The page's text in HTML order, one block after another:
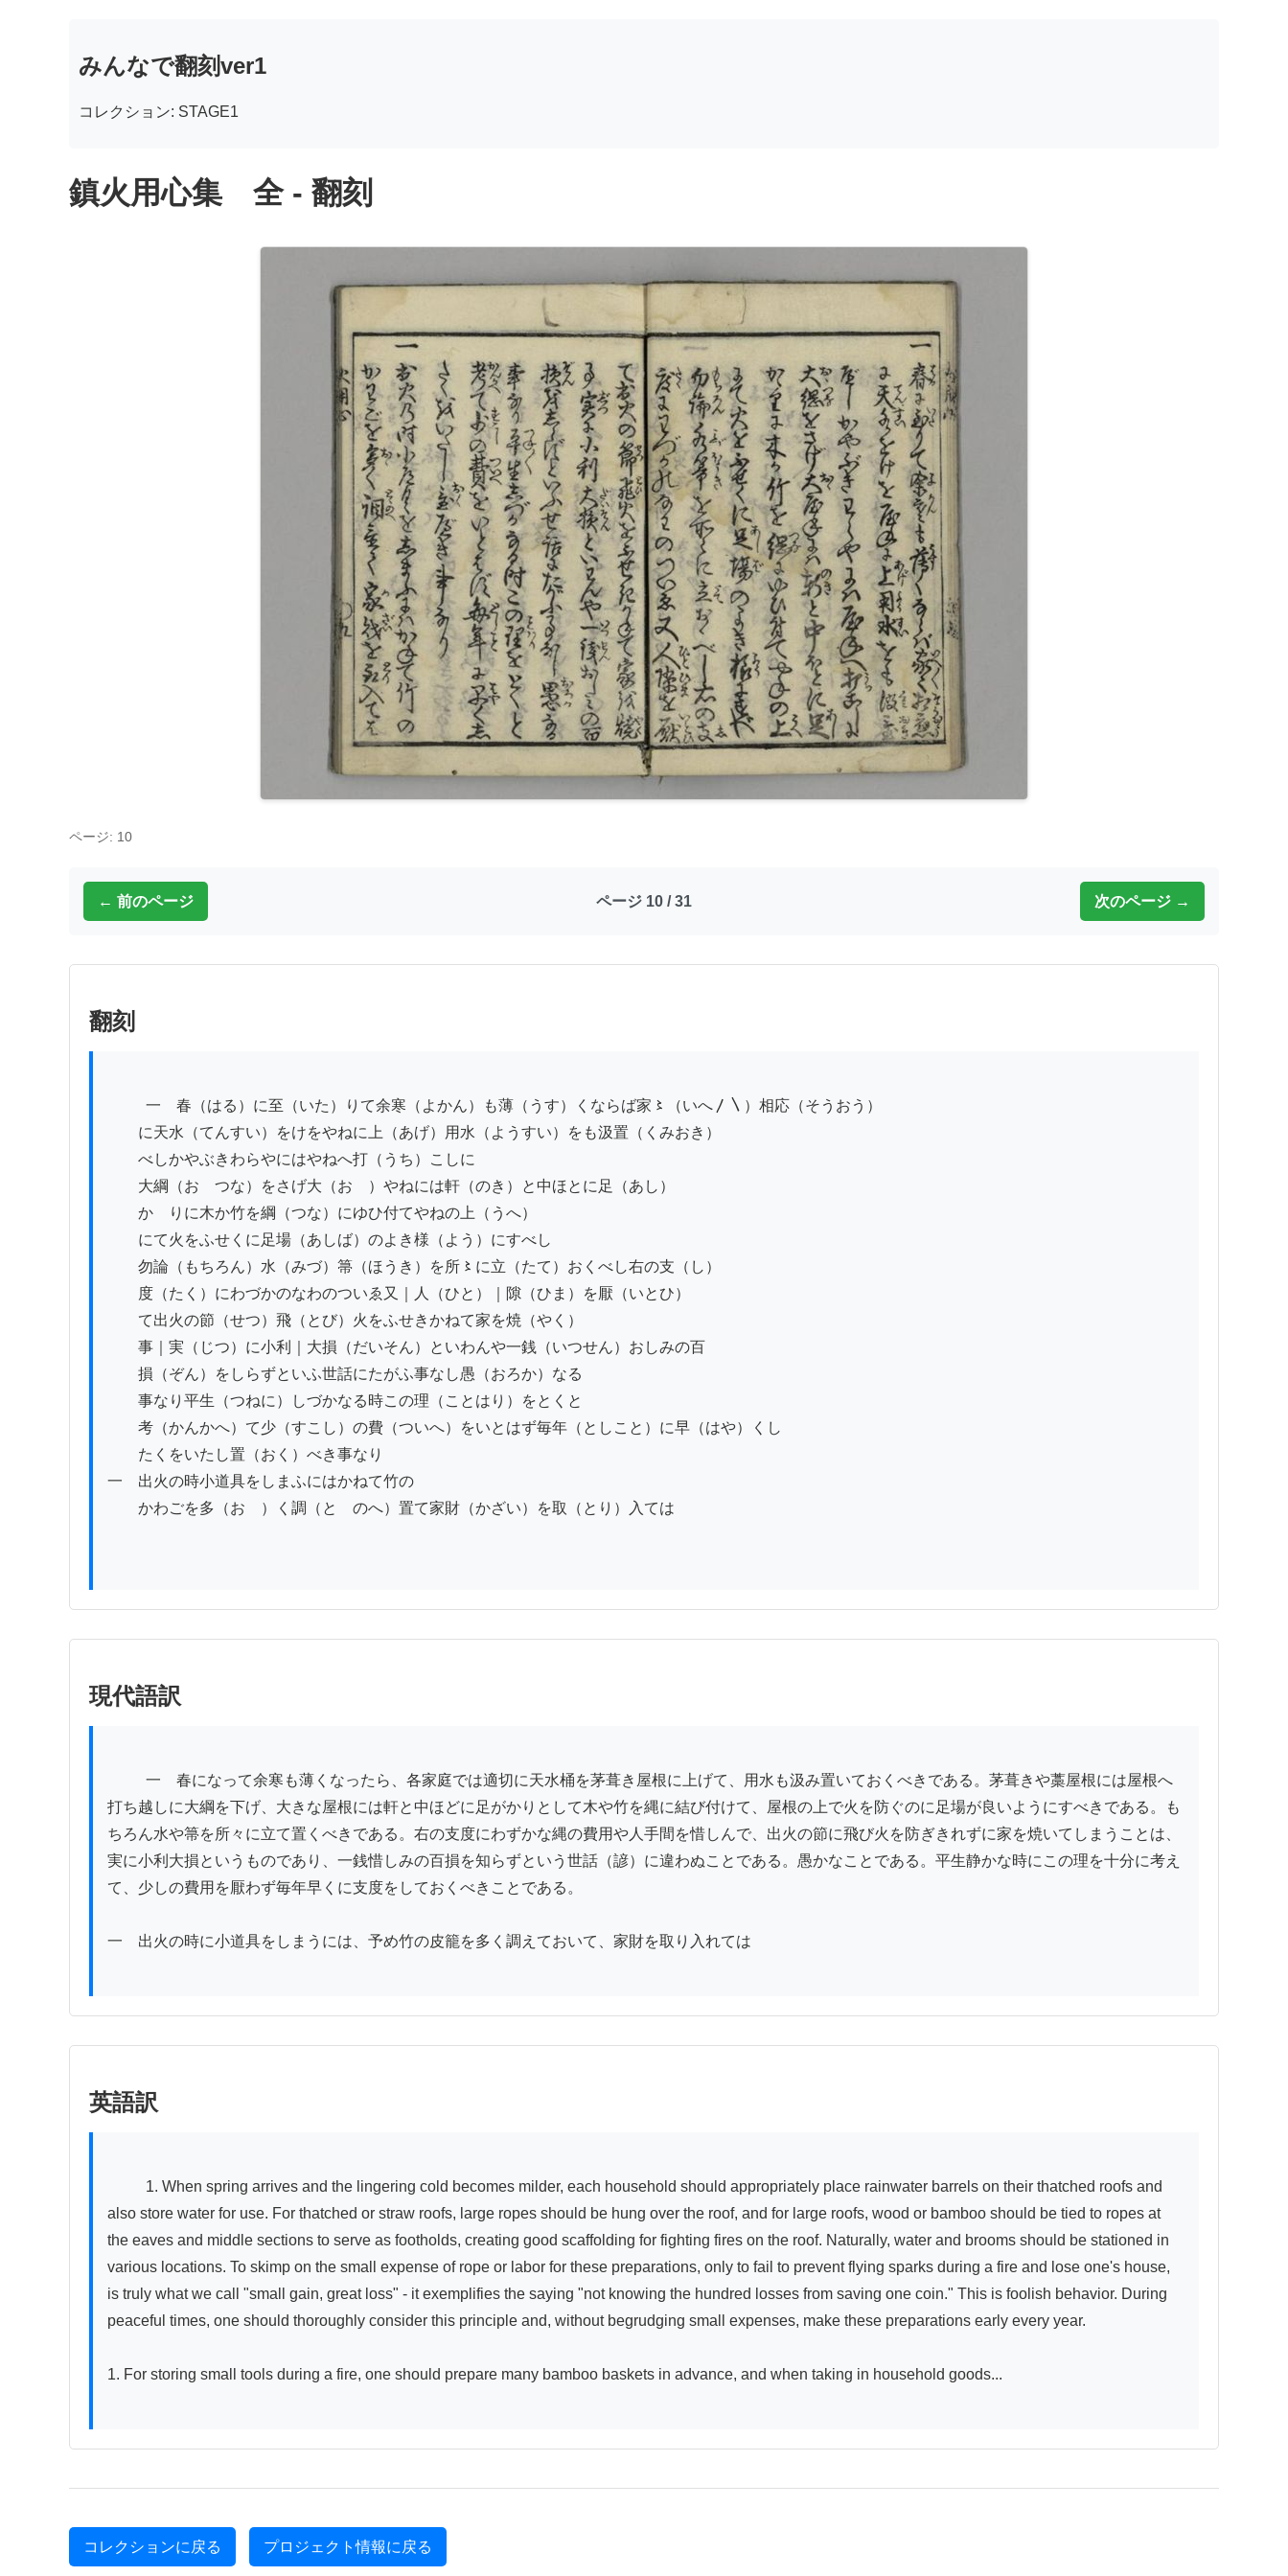
みんなで翻刻ver1
コレクション: STAGE1
鎮火用心集 全 - 翻刻
ページ: 10
← 前のページ ページ 10 / 31 次のページ →
翻刻
に天水（てんすい）をけをやねに上（あげ）用水（ようすい）をも汲置（くみおき）
べしかやぶきわらやにはやねへ打（うち）こしに
大綱（おゝつな）をさげ大（おゝ）やねには軒（のき）と中ほとに足（あし）
かゝりに木か竹を綱（つな）にゆひ付てやねの上（うへ）
にて火をふせくに足場（あしば）のよき様（よう）にすべし
勿論（もちろん）水（みづ）箒（ほうき）を所〻に立（たて）おくべし右の支（し）
度（たく）にわづかのなわのついゑ又｜人（ひと）｜隙（ひま）を厭（いとひ）
て出火の節（せつ）飛（とび）火をふせきかねて家を焼（やく）
事｜実（じつ）に小利｜大損（だいそん）といわんや一銭（いつせん）おしみの百
損（ぞん）をしらずといふ世話にたがふ事なし愚（おろか）なる
事なり平生（つねに）しづかなる時この理（ことはり）をとくと
考（かんかへ）て少（すこし）の費（ついへ）をいとはず毎年（としこと）に早（はや）くし
たくをいたし置（おく）べき事なり
一　出火の時小道具をしまふにはかねて竹の
かわごを多（おゝ）く調（とゝのへ）置て家財（かざい）を取（とり）入ては
現代語訳
打ち越しに大綱を下げ、大きな屋根には軒と中ほどに足がかりとして木や竹を縄に結び付けて、屋根の上で火を防ぐのに足場が良いようにすべきである。も
ちろん水や箒を所々に立て置くべきである。右の支度にわずかな縄の費用や人手間を惜しんで、出火の節に飛び火を防ぎきれずに家を焼いてしまうことは、
実に小利大損というものであり、一銭惜しみの百損を知らずという世話（諺）に違わぬことである。愚かなことである。平生静かな時にこの理を十分に考え
て、少しの費用を厭わず毎年早くに支度をしておくべきことである。
一　出火の時に小道具をしまうには、予め竹の皮籠を多く調えておいて、家財を取り入れては
英語訳
also store water for use. For thatched or straw roofs, large ropes should be hung over the roof, and for large roofs, wood or bamboo should be tied to ropes at
the eaves and middle sections to serve as footholds, creating good scaffolding for fighting fires on the roof. Naturally, water and brooms should be stationed in
various locations. To skimp on the small expense of rope or labor for these preparations, only to fail to prevent flying sparks during a fire and lose one's house,
is truly what we call "small gain, great loss" - it exemplifies the saying "not knowing the hundred losses from saving one coin." This is foolish behavior. During
peaceful times, one should thoroughly consider this principle and, without begrudging small expenses, make these preparations early every year.
1. For storing small tools during a fire, one should prepare many bamboo baskets in advance, and when taking in household goods...
コレクションに戻る プロジェクト情報に戻る